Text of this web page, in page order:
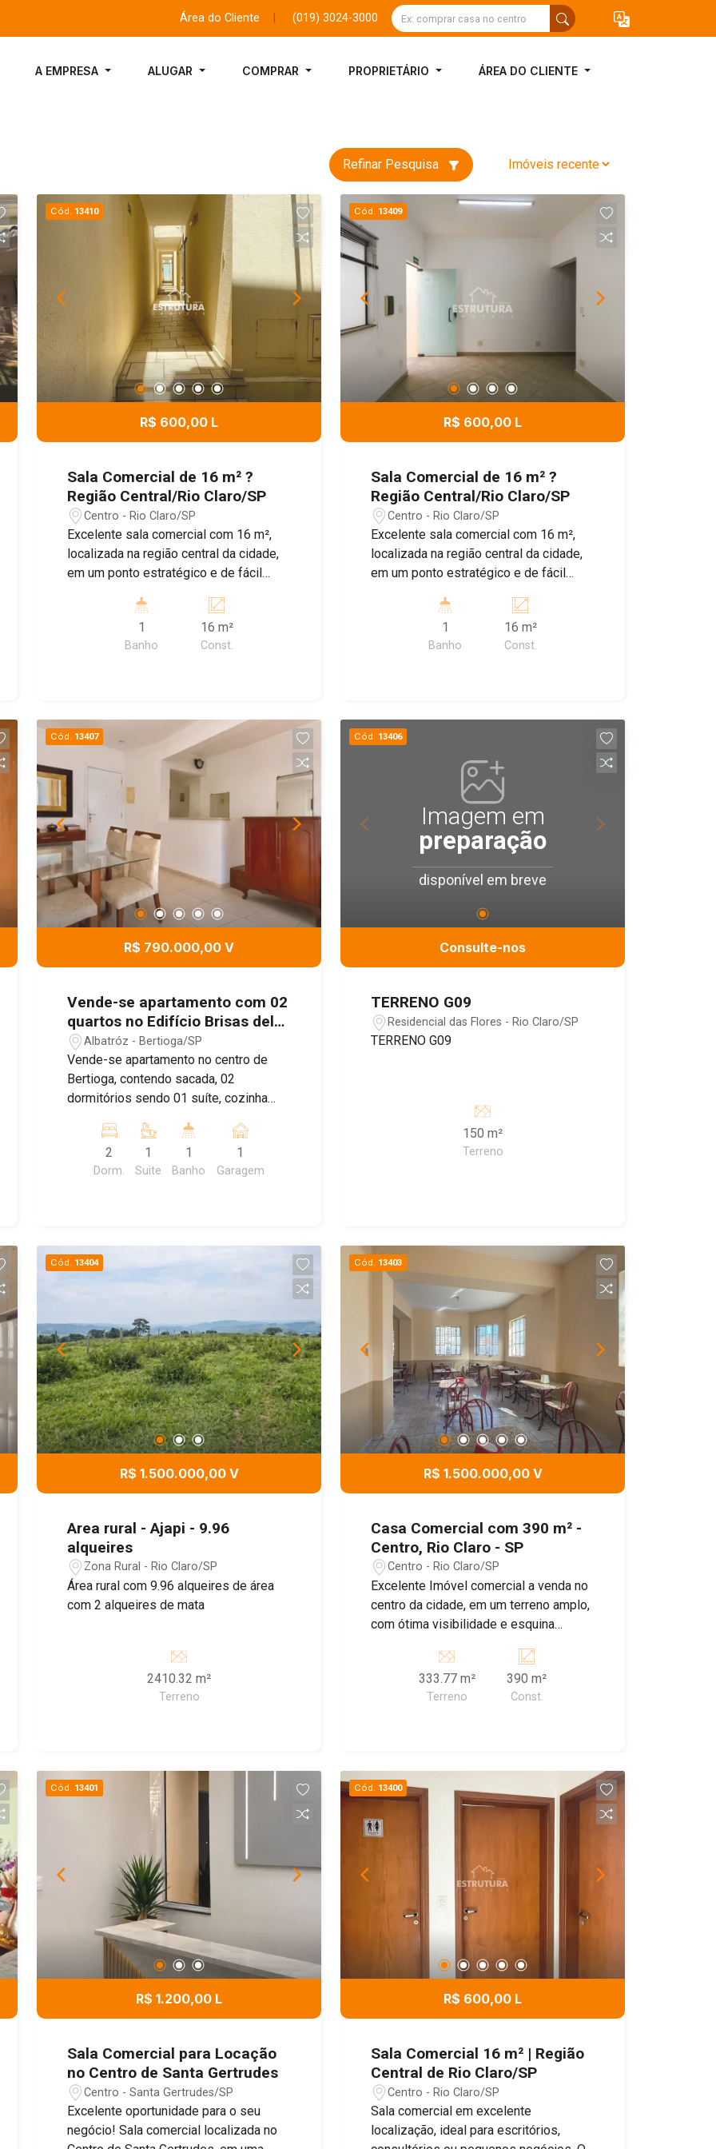
Área do Cliente (019) 3024-3000
A EMPRESA ALUGAR COMPRAR PROPRIETÁRIO ÁREA DO CLIENTE
Refinar Pesquisa
Cód. 13410
R$ 600,00 L
Sala Comercial de 16 m² ?
Região Central/Rio Claro/SP
Centro - Rio Claro/SP
Excelente sala comercial com 16 m²,
localizada na região central da cidade,
em um ponto estratégico e de fácil
consultórios, clínicas, escritórios ou
profissionais liberais, oferecendo um
ambiente funcional e bem localizado.
para consultório clínico e diversas
atividades comerciais.
1
Banho
16 m²
Const.
Cód. 13409
R$ 600,00 L
Sala Comercial de 16 m² ?
Região Central/Rio Claro/SP
Centro - Rio Claro/SP
Excelente sala comercial com 16 m²,
localizada na região central da cidade,
em um ponto estratégico e de fácil
consultórios, clínicas, escritórios ou
profissionais liberais, oferecendo um
ambiente funcional e bem localizado.
para consultório clínico e diversas
atividades comerciais.
1
Banho
16 m²
Const.
Cód. 13407
R$ 790.000,00 V
Vende-se apartamento com 02
quartos no Edifício Brisas del
Mar, 78 m² - Parque Estoril,
Bertioga, /SP
Albatróz - Bertioga/SP
Vende-se apartamento no centro de
Bertioga, contendo sacada, 02
dormitórios sendo 01 suíte, cozinha
01 vaga descoberta, semi imobiliado e
vista livre para o mar
2
Dorm.
1
Suite
1
Banho
1
Garagem
Cód. 13406
Imagem em
preparação
disponível em breve
Consulte-nos
TERRENO G09
Residencial das Flores - Rio Claro/SP
TERRENO G09
150 m²
Terreno
Cód. 13404
R$ 1.500.000,00 V
Area rural - Ajapi - 9.96
alqueires
Zona Rural - Rio Claro/SP
Área rural com 9.96 alqueires de área
com 2 alqueires de mata
2410.32 m²
Terreno
Cód. 13403
R$ 1.500.000,00 V
Casa Comercial com 390 m² -
Centro, Rio Claro - SP
Centro - Rio Claro/SP
Excelente Imóvel comercial a venda no
centro da cidade, em um terreno amplo,
com ótima visibilidade e esquina
salas internas, banheiros e cômodos.
333.77 m²
Terreno
390 m²
Const.
Cód. 13401
R$ 1.200,00 L
Sala Comercial para Locação
no Centro de Santa Gertrudes
Centro - Santa Gertrudes/SP
Excelente oportunidade para o seu
negócio! Sala comercial localizada no
Cód. 13400
R$ 600,00 L
Sala Comercial 16 m² | Região
Central de Rio Claro/SP
Centro - Rio Claro/SP
Sala comercial em excelente
localização, ideal para escritórios,